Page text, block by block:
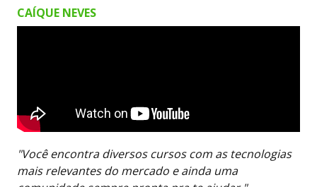
CAÍQUE NEVES
"Você encontra diversos cursos com as tecnologias
mais relevantes do mercado e ainda uma